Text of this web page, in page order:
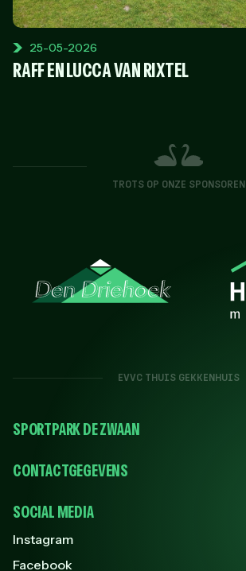
RAFF EN LUCCA VAN RIXTEL
25-05-2026
TROTS OP ONZE SPONSOREN
EVVC THUIS GEKKENHUIS
SPORTPARK DE ZWAAN
CONTACTGEGEVENS
SOCIAL MEDIA
Instagram
Facebook